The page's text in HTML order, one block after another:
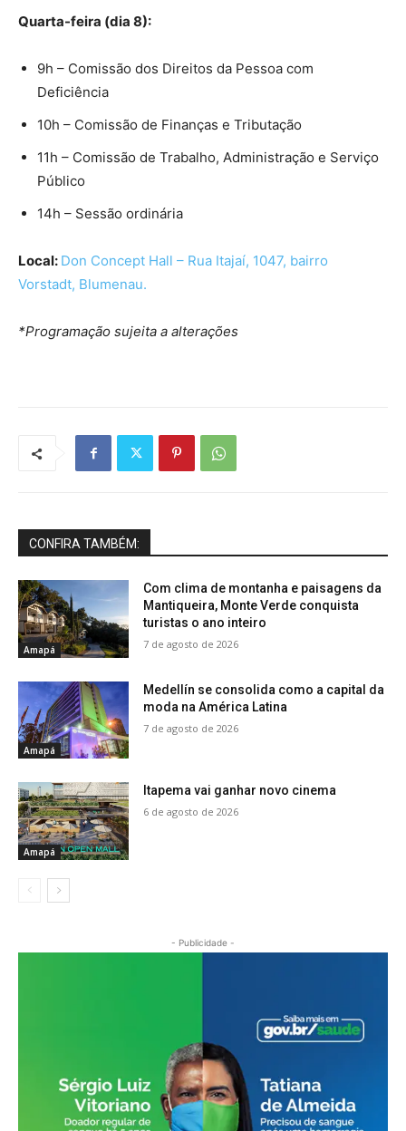
Quarta-feira (dia 8):
9h – Comissão dos Direitos da Pessoa com
Deficiência
10h – Comissão de Finanças e Tributação
11h – Comissão de Trabalho, Administração e Serviço
Público
14h – Sessão ordinária
Local: Don Concept Hall – Rua Itajaí, 1047, bairro
Vorstadt, Blumenau.
*Programação sujeita a alterações
CONFIRA TAMBÉM:
Amapá
Com clima de montanha e paisagens da
Mantiqueira, Monte Verde conquista
turistas o ano inteiro
7 de agosto de 2026
Amapá
Medellín se consolida como a capital da
moda na América Latina
7 de agosto de 2026
Amapá
Itapema vai ganhar novo cinema
6 de agosto de 2026
- Publicidade -